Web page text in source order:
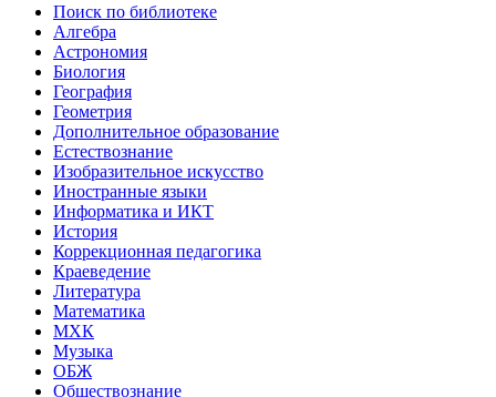
Поиск по библиотеке
Алгебра
Астрономия
Биология
География
Геометрия
Дополнительное образование
Естествознание
Изобразительное искусство
Иностранные языки
Информатика и ИКТ
История
Коррекционная педагогика
Краеведение
Литература
Математика
МХК
Музыка
ОБЖ
Обществознание